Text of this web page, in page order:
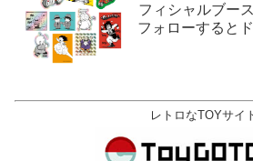
フィシャルブー
フォローすると
レトロなTOYサイ